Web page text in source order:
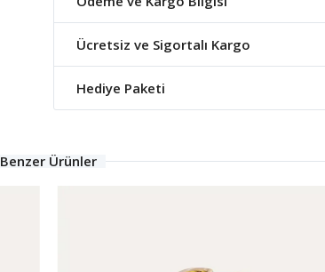
Ücretsiz ve Sigortalı Kargo
Hediye Paketi
Benzer Ürünler